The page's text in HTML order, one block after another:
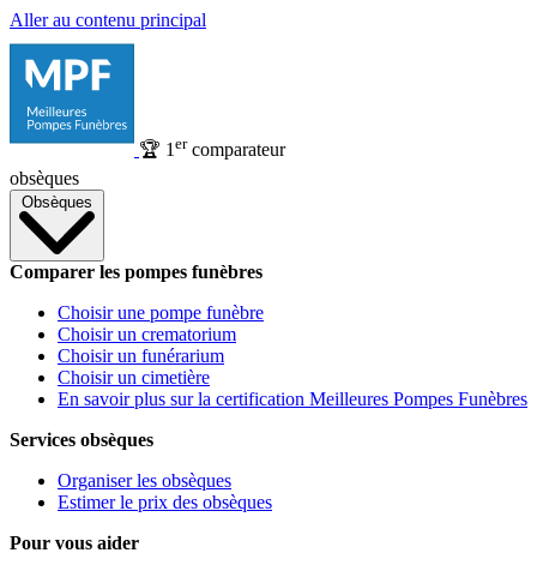
Aller au contenu principal
🏆 1 ercomparateur
obsèques
Obsèques
Comparer les pompes funèbres
Choisir une pompe funèbre
Choisir un crematorium
Choisir un funérarium
Choisir un cimetière
En savoir plus sur la certification Meilleures Pompes Funèbres
Services obsèques
Organiser les obsèques
Estimer le prix des obsèques
Pour vous aider